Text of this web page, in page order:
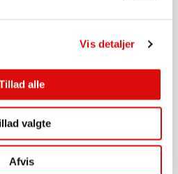
Vis detaljer
alle
valgte
Afvis
zum Produkt